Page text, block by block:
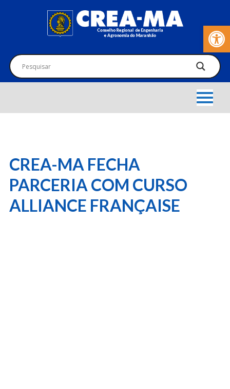
Barra de
CREA-MA FECHA
PARCERIA COM CURSO
ALLIANCE FRANÇAISE